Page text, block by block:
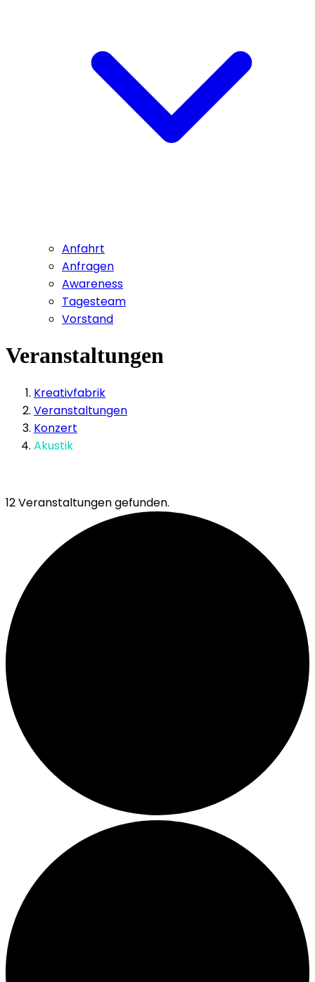
Anfahrt
Anfragen
Awareness
Tagesteam
Vorstand
Veranstaltungen
Kreativfabrik
Veranstaltungen
Konzert
Akustik
12 Veranstaltungen gefunden.